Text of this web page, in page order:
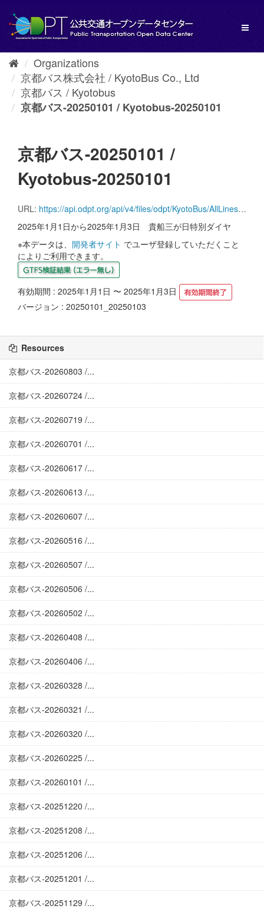
content
Organizations
京都バス株式会社 / KyotoBus Co., Ltd
京都バス / Kyotobus
京都バス-20250101 / Kyotobus-20250101
京都バス-20250101 /
Kyotobus-20250101
URL: https://api.odpt.org/api/v4/files/odpt/KyotoBus/AllLines.zip?date=20250101&acl:consumerKey=[アクセストークン/YOUR_ACCESS_TOKEN]
2025年1月1日から2025年1月3日 貴船三が日特別ダイヤ
※本データは、 開発者サイト でユーザ登録していただくこと
によりご利用できます。
有効期間 : 2025年1月1日 〜 2025年1月3日
バージョン : 20250101_20250103
Resources
京都バス-20260803 /...
京都バス-20260724 /...
京都バス-20260719 /...
京都バス-20260701 /...
京都バス-20260617 /...
京都バス-20260613 /...
京都バス-20260607 /...
京都バス-20260516 /...
京都バス-20260507 /...
京都バス-20260506 /...
京都バス-20260502 /...
京都バス-20260408 /...
京都バス-20260406 /...
京都バス-20260328 /...
京都バス-20260321 /...
京都バス-20260320 /...
京都バス-20260225 /...
京都バス-20260101 /...
京都バス-20251220 /...
京都バス-20251208 /...
京都バス-20251206 /...
京都バス-20251201 /...
京都バス-20251129 /...